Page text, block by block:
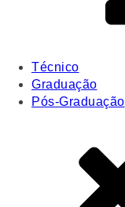
Técnico
Graduação
Pós-Graduação